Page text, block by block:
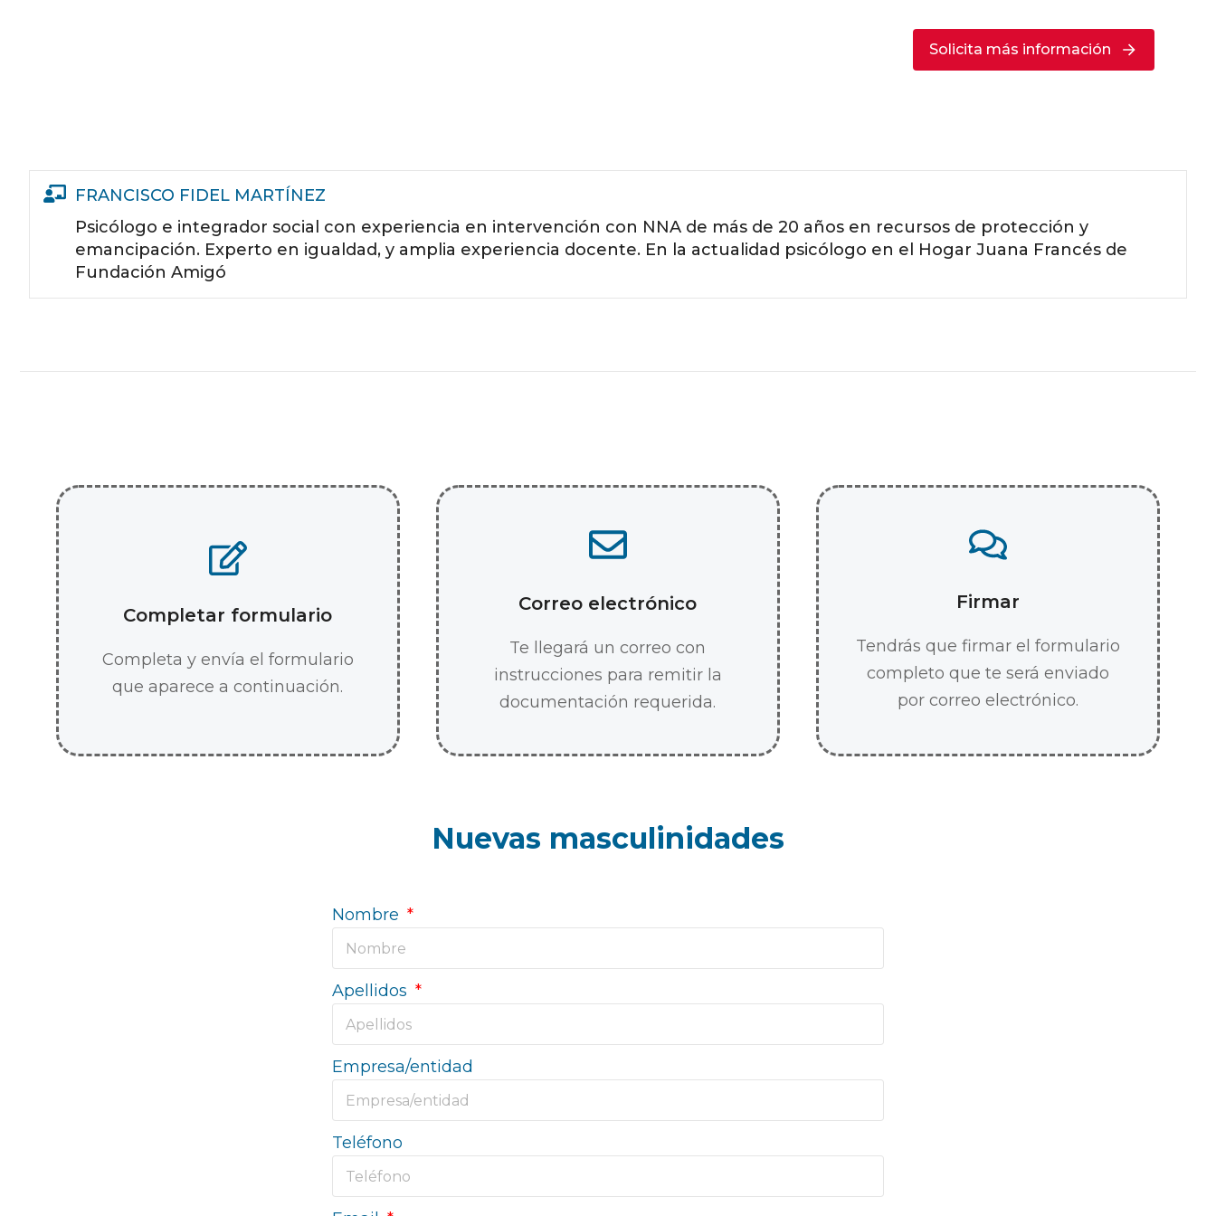
Solicita más información
FRANCISCO FIDEL MARTÍNEZ
Psicólogo e integrador social con experiencia en intervención con NNA de más de 20 años en recursos de protección y
emancipación. Experto en igualdad, y amplia experiencia docente. En la actualidad psicólogo en el Hogar Juana Francés de
Fundación Amigó
Completar formulario
Completa y envía el formulario
que aparece a continuación.
Correo electrónico
Te llegará un correo con
instrucciones para remitir la
documentación requerida.
Firmar
Tendrás que firmar el formulario
completo que te será enviado
por correo electrónico.
Nuevas masculinidades
Nombre
Apellidos
Empresa/entidad
Teléfono